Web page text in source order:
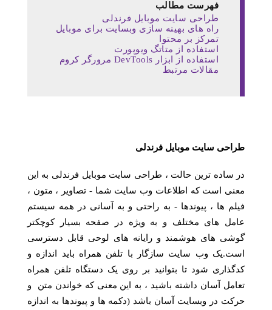
فهرست مطالب
طراحی سایت موبایل فرندلی
راه های بهینه سازی وبسایت برای موبایل
تمرکز بر محتوا
استفاده از متاتگ ویوپورت
استفاده از ابزار DevTools مرورگر کروم
مقالات مرتبط
طراحی سایت موبایل فرندلی
در ساده ترین حالت ، طراحی سایت موبایل فرندلی به این
معنی است که اطلاعات وب سایت شما - تصاویر ، متون ،
فیلم ها ، پیوندها - به راحتی و به آسانی در همه سیستم
عامل های مختلف و به ویژه در صفحه بسیار کوچکتر
گوشی های هوشمند و رایانه های لوحی قابل دسترسی
است.یک وب سایت سازگار با تلفن همراه باید اندازه و
کدگذاری شود تا بتوانید بر روی یک دستگاه تلفن همراه
تعامل آسان داشته باشید ، به این معنی که خواندن متن و
حرکت در وبسایت آسان باشد (دکمه ها و پیوندها به اندازه